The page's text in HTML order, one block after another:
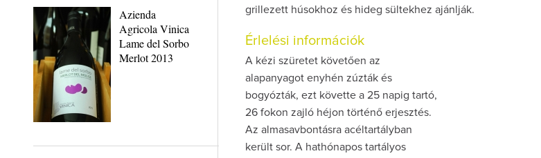
Azienda
Agricola Vinica
Lame del Sorbo
Merlot 2013
grillezett húsokhoz és hideg sültekhez ajánlják.
Érlelési információk
A kézi szüretet követően az
alapanyagot enyhén zúzták és
bogyózták, ezt követte a 25 napig tartó,
26 fokon zajló héjon történő erjesztés.
Az almasavbontásra acéltartályban
került sor. A hathónapos tartályos